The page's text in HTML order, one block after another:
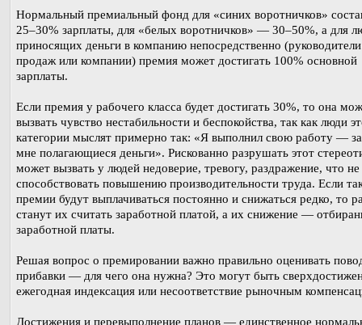
Нормальный премиальный фонд для «синих воротничков»
25–30% зарплаты, для «белых воротничков» — 30–50%, а для
приносящих деньги в компанию непосредственно
продаж или компании) премия может достигать 100% основной
зарплаты.
Если премия у рабочего класса будет достигать 30%, то она
вызвать чувство нестабильности и беспокойства, так как люди
категории мыслят примерно так: «Я выполнил свою работу —
мне полагающиеся деньги». Рискованно разрушать этот
может вызвать у людей недоверие, тревогу, раздражение, что не
способствовать повышению производительности труда. Если
премии будут выплачиваться постоянно и снижаться редко, то
станут их считать заработной платой, а их снижение —
заработной платы.
Решая вопрос о премировании важно правильно оценивать
прибавки — для чего она нужна? Это могут быть
ежегодная индексация или несоответствие рыночным
Достижения и перевыполнение планов — единственное